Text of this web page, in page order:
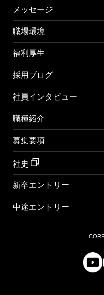
メッセージ
職場環境
福利厚生
採用ブログ
社員インタビュー
職種紹介
募集要項
社史
新卒エントリー
中途エントリー